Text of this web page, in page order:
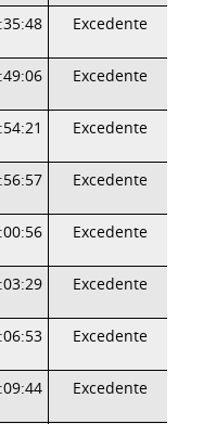
Excedente
Excedente
Excedente
Excedente
Excedente
Excedente
Excedente
Excedente